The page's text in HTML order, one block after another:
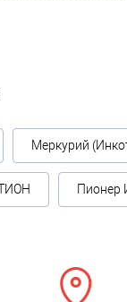
Меркурий
Пионер